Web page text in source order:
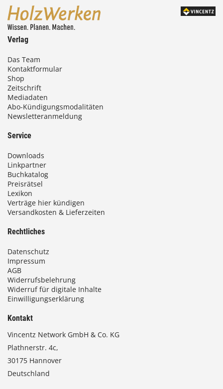
Verlag
Das Team
Kontaktformular
Shop
Zeitschrift
Mediadaten
Abo-Kündigungsmodalitäten
Newsletteranmeldung
Service
Downloads
Linkpartner
Buchkatalog
Preisrätsel
Lexikon
Verträge hier kündigen
Versandkosten & Lieferzeiten
Rechtliches
Datenschutz
Impressum
AGB
Widerrufsbelehrung
Widerruf für digitale Inhalte
Einwilligungserklärung
Kontakt
Vincentz Network GmbH & Co. KG
Plathnerstr. 4c,
30175 Hannover
Deutschland